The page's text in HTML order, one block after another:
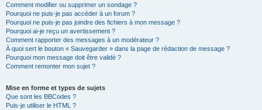
Comment modifier ou supprimer un sondage ?
Pourquoi ne puis-je pas accéder à un forum ?
Pourquoi ne puis-je pas joindre des fichiers à mon message ?
Pourquoi ai-je reçu un avertissement ?
Comment rapporter des messages à un modérateur ?
À quoi sert le bouton « Sauvegarder » dans la page de rédaction de message ?
Pourquoi mon message doit être validé ?
Comment remonter mon sujet ?
Mise en forme et types de sujets
Que sont les BBCodes ?
Puis-je utiliser le HTML ?